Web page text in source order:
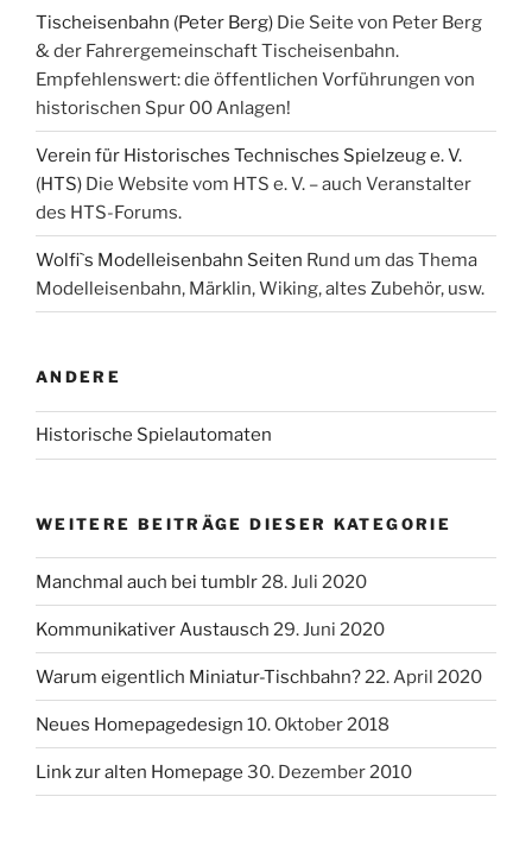
Tischeisenbahn (Peter Berg) Die Seite von Peter Berg
& der Fahrergemeinschaft Tischeisenbahn.
Empfehlenswert: die öffentlichen Vorführungen von
historischen Spur 00 Anlagen!
Verein für Historisches Technisches Spielzeug e. V.
(HTS) Die Website vom HTS e. V. – auch Veranstalter
des HTS-Forums.
Wolfi`s Modelleisenbahn Seiten Rund um das Thema
Modelleisenbahn, Märklin, Wiking, altes Zubehör, usw.
ANDERE
Historische Spielautomaten
WEITERE BEITRÄGE DIESER KATEGORIE
Manchmal auch bei tumblr28. Juli 2020
Kommunikativer Austausch 29. Juni 2020
Warum eigentlich Miniatur-Tischbahn?22. April 2020
Neues Homepagedesign 10. Oktober 2018
Link zur alten Homepage 30. Dezember 2010